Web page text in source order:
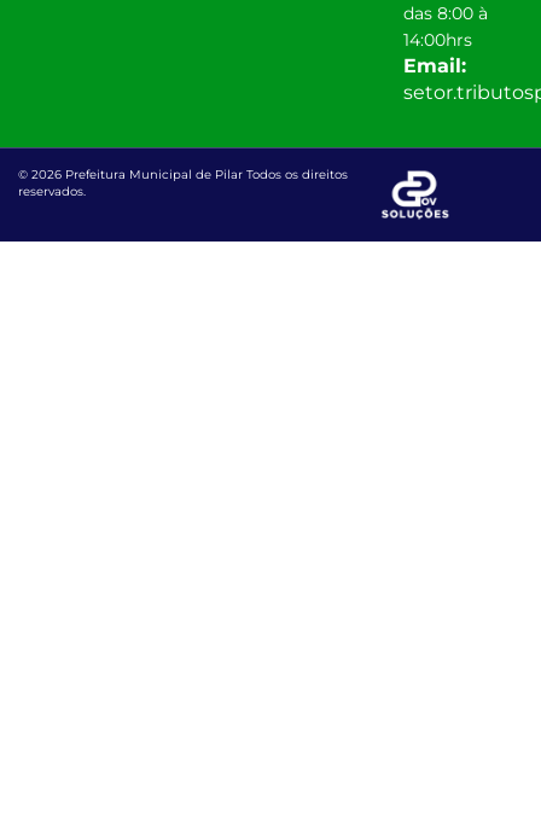
das 8:00 à
14:00hrs
Email:
© 2026 Prefeitura Municipal de Pilar Todos os direitos
reservados.